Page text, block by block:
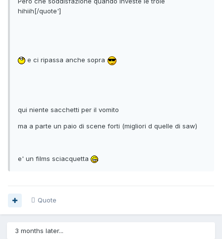
hihiih[/quote']
e ci ripassa anche sopra
qui niente sacchetti per il vomito
ma a parte un paio di scene forti (migliori d quelle di saw)
e' un films sciacquetta
Quote
3 months later...